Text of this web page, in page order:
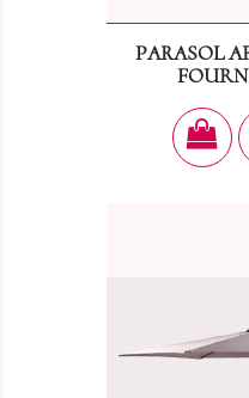
PARASOL